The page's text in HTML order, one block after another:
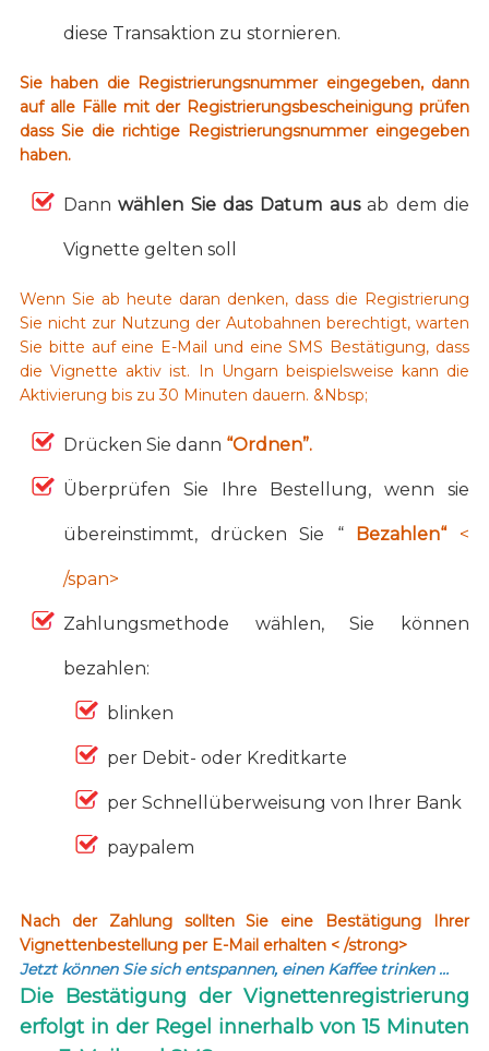
diese Transaktion zu stornieren.
Sie haben die Registrierungsnummer eingegeben, dann
auf alle Fälle mit der Registrierungsbescheinigung prüfen
dass Sie die richtige Registrierungsnummer eingegeben
haben.
Dannwählen Sie das Datum ausab dem die
Vignette gelten soll
Wenn Sie ab heute daran denken, dass die Registrierung
Sie nicht zur Nutzung der Autobahnen berechtigt, warten
Sie bitte auf eine E-Mail und eine SMS Bestätigung, dass
die Vignette aktiv ist. In Ungarn beispielsweise kann die
Aktivierung bis zu 30 Minuten dauern. &Nbsp;
Drücken Sie dann “Ordnen”.
Überprüfen Sie Ihre Bestellung, wenn sie
übereinstimmt, drücken Sie “ Bezahlen“ <
/span>
Zahlungsmethode wählen, Sie können
bezahlen:
blinken
per Debit- oder Kreditkarte
per Schnellüberweisung von Ihrer Bank
paypalem
Nach der Zahlung sollten Sie eine Bestätigung Ihrer
Vignettenbestellung per E-Mail erhalten < /strong>
Jetzt können Sie sich entspannen, einen Kaffee trinken …
Die Bestätigung der Vignettenregistrierung
erfolgt in der Regel innerhalb von 15 Minuten